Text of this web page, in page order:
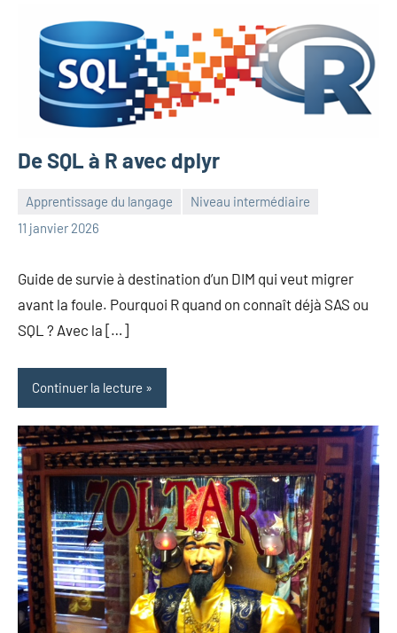
De SQL à R avec dplyr
Apprentissage du langage
Niveau intermédiaire
11 janvier 2026
Frédéric
Aucun
Guide de survie à destination d’un DIM qui veut migrer
avant la foule. Pourquoi R quand on connaît déjà SAS ou
SQL ? Avec la […]
Continuer la lecture